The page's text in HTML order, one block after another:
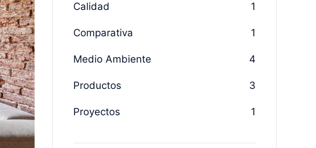
Calidad 1
Comparativa 1
Medio Ambiente 4
Productos 3
Proyectos 1